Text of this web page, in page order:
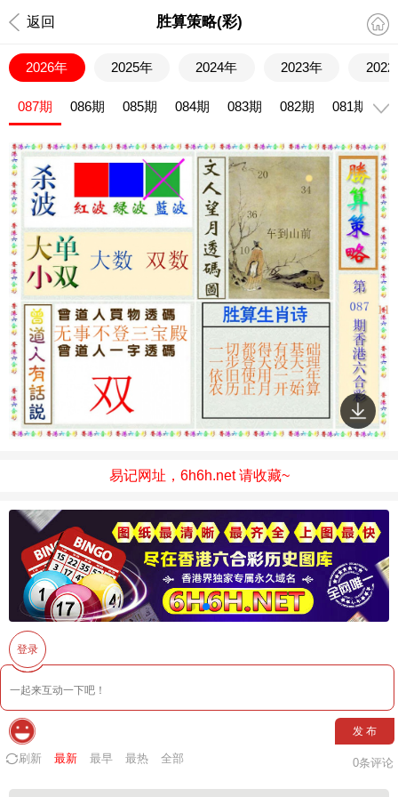
返回 胜算策略(彩)
2026年 2025年 2024年 2023年 2022
087期 086期 085期 084期 083期 082期 081期
易记网址，6h6h.net 请收藏~
登录
发 布
刷新 最新 最早 最热 全部 0条评论